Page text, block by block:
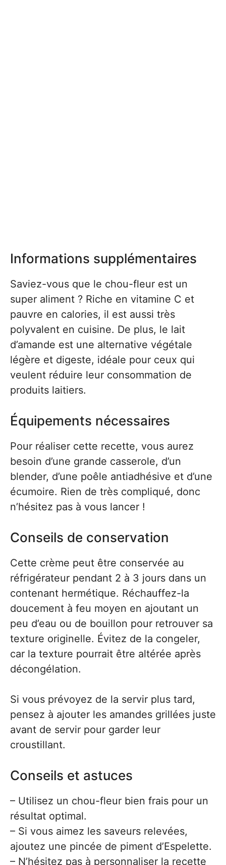
Informations supplémentaires
Saviez-vous que le chou-fleur est un
super aliment ? Riche en vitamine C et
pauvre en calories, il est aussi très
polyvalent en cuisine. De plus, le lait
d’amande est une alternative végétale
légère et digeste, idéale pour ceux qui
veulent réduire leur consommation de
produits laitiers.
Équipements nécessaires
Pour réaliser cette recette, vous aurez
besoin d’une grande casserole, d’un
blender, d’une poêle antiadhésive et d’une
écumoire. Rien de très compliqué, donc
n’hésitez pas à vous lancer !
Conseils de conservation
Cette crème peut être conservée au
réfrigérateur pendant 2 à 3 jours dans un
contenant hermétique. Réchauffez-la
doucement à feu moyen en ajoutant un
peu d’eau ou de bouillon pour retrouver sa
texture originelle. Évitez de la congeler,
car la texture pourrait être altérée après
décongélation.
Si vous prévoyez de la servir plus tard,
pensez à ajouter les amandes grillées juste
avant de servir pour garder leur
croustillant.
Conseils et astuces
– Utilisez un chou-fleur bien frais pour un
résultat optimal.
– Si vous aimez les saveurs relevées,
ajoutez une pincée de piment d’Espelette.
– N’hésitez pas à personnaliser la recette